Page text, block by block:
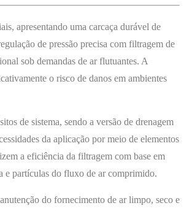
apresentando uma carcaça durável de
de pressão precisa com filtragem de
sob demandas de ar flutuantes. A
o risco de danos em ambientes
de sistema, sendo a versão de drenagem
da aplicação por meio de elementos
a eficiência da filtragem com base em
e partículas do fluxo de ar comprimido.
do fornecimento de ar limpo, seco e